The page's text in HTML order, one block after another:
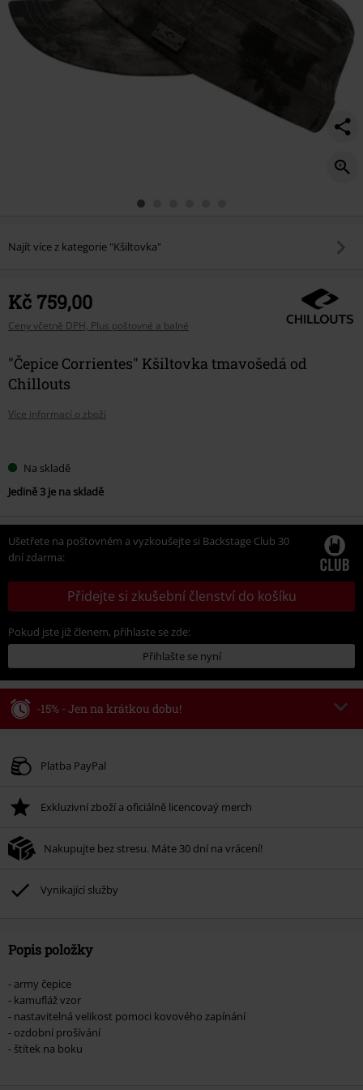
Najít více z kategorie "Kšiltovka"
Kč 759,00
Ceny včetně DPH, Plus poštovné a balné
"Čepice Corrientes" Kšiltovka tmavošedá od
Chillouts
Více informací o zboží
si
velikost
Na skladě
Jedině 3 je na skladě
Ušetřete na poštovném a vyzkoušejte si Backstage Club 30
dní zdarma:
Přidejte si zkušební členství do košíku
Pokud jste již členem, přihlaste se zde:
Přihlašte se nyní
-15% - Jen na krátkou dobu!
Platné do 8/9/26
Po zadání kódu v košíku, se sleva uplatní automaticky.
Nelze kombinovat s jinými akciovými kódy. Sleva se nevztahuje na: knihy,
média, vstupenky, Rammstein, (Till) Lindemann, Böhse Onkelz, Broilers, Die
podpoříte nadaci.
Platba PayPal
Exkluzivní zboží a oficiálně licencovaý merch
Nakupujte bez stresu. Máte 30 dní na vrácení!
Vynikající služby
Popis položky
- army čepice
- kamufláž vzor
- nastavitelná velikost pomoci kovového zapínání
- ozdobní prošívání
- štítek na boku